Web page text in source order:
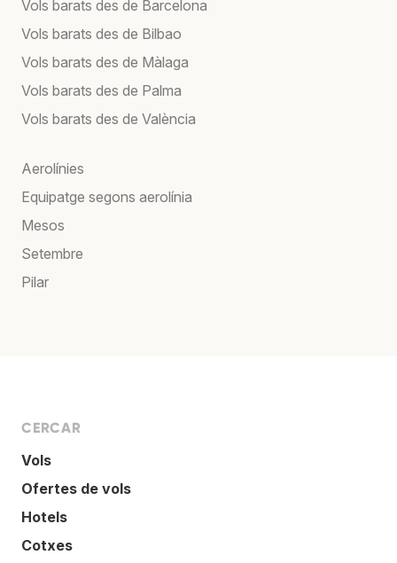
Vols barats des de Barcelona
Vols barats des de Bilbao
Vols barats des de Màlaga
Vols barats des de Palma
Vols barats des de València
Aerolínies
Equipatge segons aerolínia
Mesos
Setembre
Pilar
CERCAR
Vols
Ofertes de vols
Hotels
Cotxes